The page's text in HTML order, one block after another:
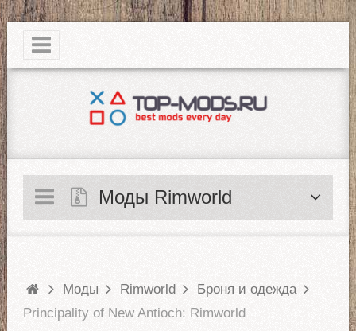
|
Моды Rimworld
Моды Rimworld
Броня и одежда
Principality of New Antioch: Rimworld